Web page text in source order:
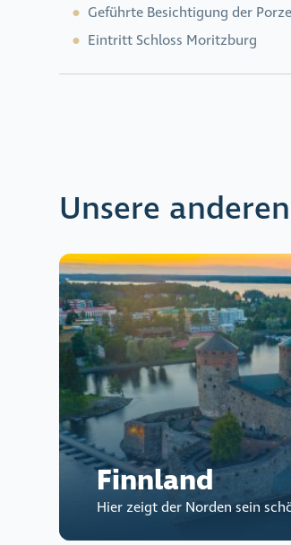
Geführte Besichtigung der
Eintritt Schloss Moritzburg
Unsere
Finnland
Hier zeigt der Norden sein